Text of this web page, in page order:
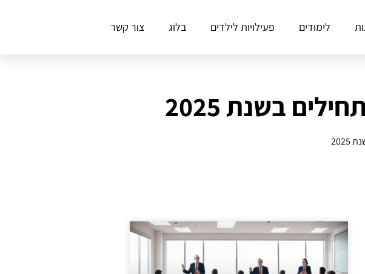
לימודים פעילויות לילדים בלוג צור קשר
בשנת 2025